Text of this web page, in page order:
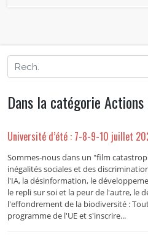
Dans la catégorie
Université d’été : 7-8-9-10 juillet
Sommes-nous dans un "film
inégalités sociales et des
l'IA, la désinformation, le
le repli sur soi et la peur de l'autre, le
l'effondrement de la biodiversité :
programme de l'UE et s'inscrire...